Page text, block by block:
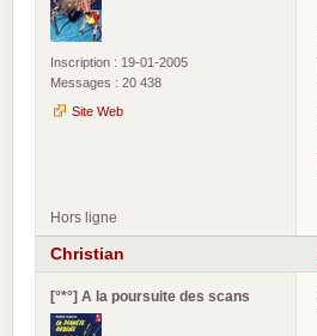
Inscription : 19-01-2005
Messages : 20 438
Site Web
Hors ligne
Christian
[°*°] A la poursuite des scans